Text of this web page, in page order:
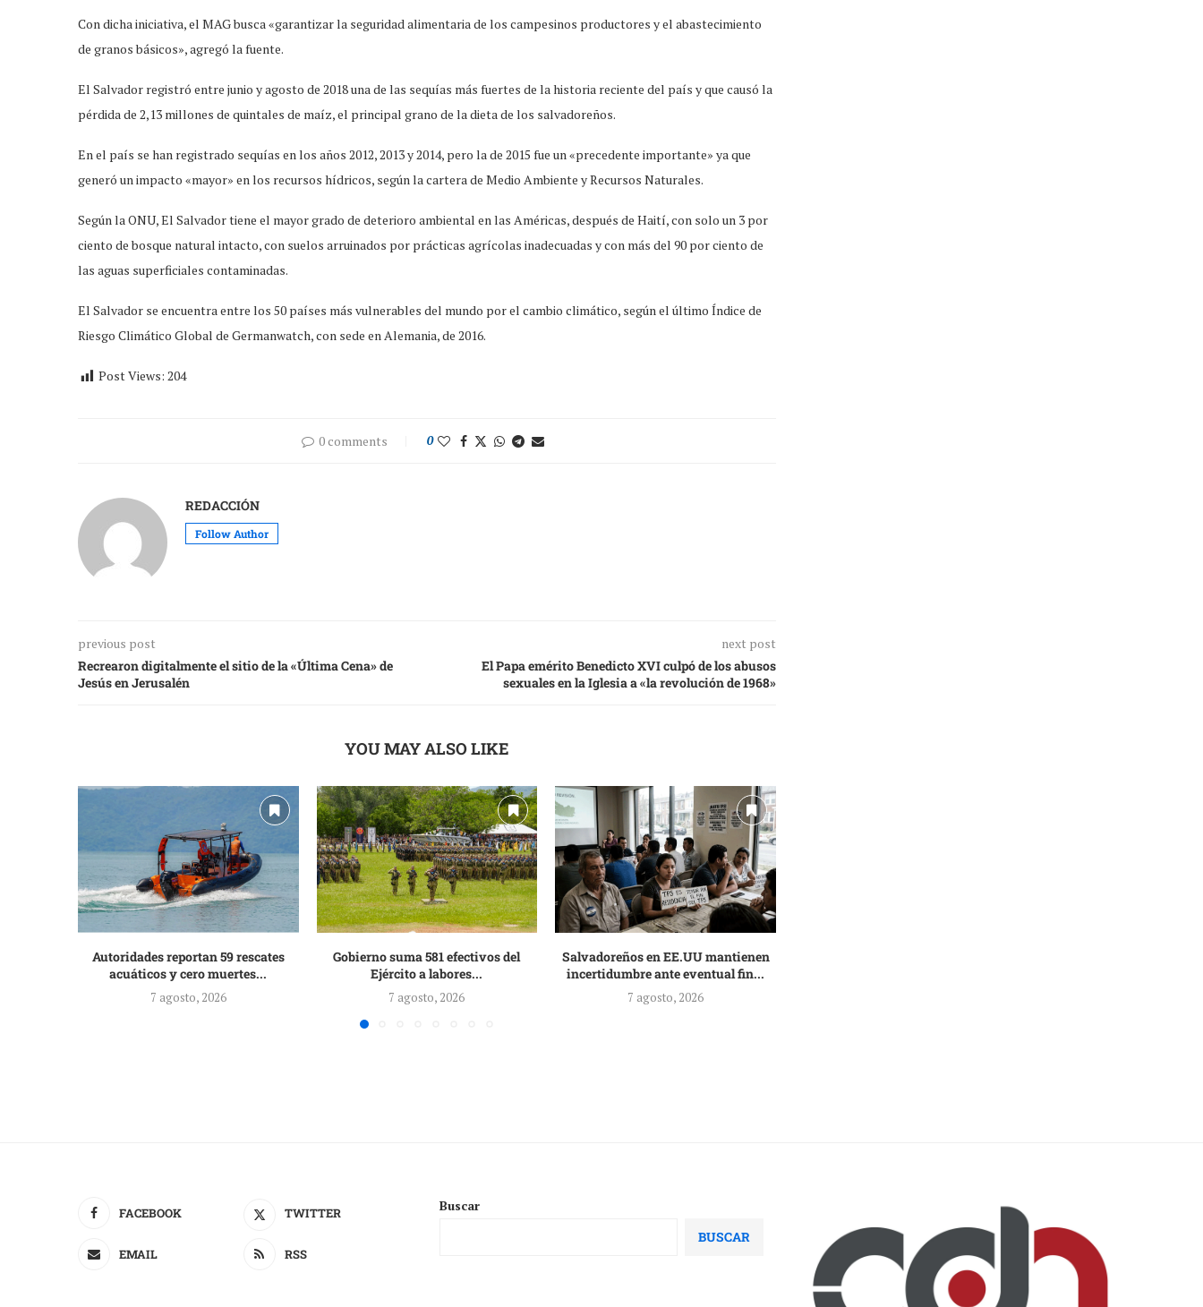
Con dicha iniciativa, el MAG busca «garantizar la seguridad alimentaria de los campesinos productores y el abastecimiento
de granos básicos», agregó la fuente.
El Salvador registró entre junio y agosto de 2018 una de las sequías más fuertes de la historia reciente del país y que causó la
pérdida de 2,13 millones de quintales de maíz, el principal grano de la dieta de los salvadoreños.
En el país se han registrado sequías en los años 2012, 2013 y 2014, pero la de 2015 fue un «precedente importante» ya que
generó un impacto «mayor» en los recursos hídricos, según la cartera de Medio Ambiente y Recursos Naturales.
Según la ONU, El Salvador tiene el mayor grado de deterioro ambiental en las Américas, después de Haití, con solo un 3 por
ciento de bosque natural intacto, con suelos arruinados por prácticas agrícolas inadecuadas y con más del 90 por ciento de
las aguas superficiales contaminadas.
El Salvador se encuentra entre los 50 países más vulnerables del mundo por el cambio climático, según el último Índice de
Riesgo Climático Global de Germanwatch, con sede en Alemania, de 2016.
Post Views: 204
0 comments 0
REDACCIÓN
Follow Author
previous post
Recrearon digitalmente el sitio de la «Última Cena» de
Jesús en Jerusalén
next post
El Papa emérito Benedicto XVI culpó de los abusos
sexuales en la Iglesia a «la revolución de 1968»
YOU MAY ALSO LIKE
Autoridades reportan 59 rescates
acuáticos y cero muertes...
7 agosto, 2026
Gobierno suma 581 efectivos del
Ejército a labores...
7 agosto, 2026
Salvadoreños en EE.UU mantienen
incertidumbre ante eventual fin...
7 agosto, 2026
FACEBOOK TWITTER
EMAIL RSS
Buscar
BUSCAR